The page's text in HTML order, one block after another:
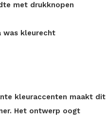
met drukknopen
was kleurecht
kleuraccenten maakt dit
Het ontwerp oogt